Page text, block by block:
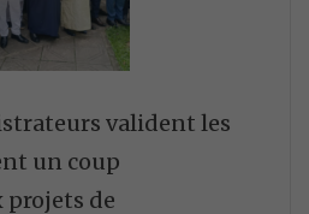
valident les
un coup
projets de